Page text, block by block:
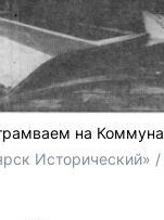
на
Исторический» /